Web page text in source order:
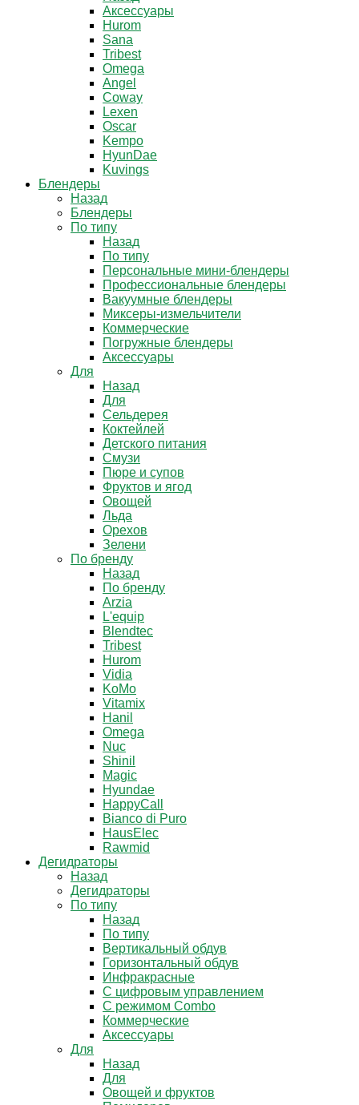
Аксессуары
Hurom
Sana
Tribest
Omega
Angel
Coway
Lexen
Oscar
Kempo
HyunDae
Kuvings
Блендеры
Назад
Блендеры
По типу
Назад
По типу
Персональные мини-блендеры
Профессиональные блендеры
Вакуумные блендеры
Миксеры-измельчители
Коммерческие
Погружные блендеры
Аксессуары
Для
Назад
Для
Сельдерея
Коктейлей
Детского питания
Смузи
Пюре и супов
Фруктов и ягод
Овощей
Льда
Орехов
Зелени
По бренду
Назад
По бренду
Arzia
L'equip
Blendtec
Tribest
Hurom
Vidia
KoMo
Vitamix
Hanil
Omega
Nuc
Shinil
Magic
Hyundae
HappyCall
Bianco di Puro
HausElec
Rawmid
Дегидраторы
Назад
Дегидраторы
По типу
Назад
По типу
Вертикальный обдув
Горизонтальный обдув
Инфракрасные
С цифровым управлением
С режимом Combo
Коммерческие
Аксессуары
Для
Назад
Для
Овощей и фруктов